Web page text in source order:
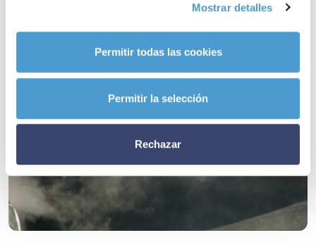
Mostrar detalles
Permitir todas las cookies
Permitir la selección
Rechazar